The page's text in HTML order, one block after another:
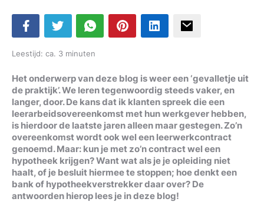
Leestijd: ca. 3 minuten
Het onderwerp van deze blog is weer een ‘gevalletje uit
de praktijk’. We leren tegenwoordig steeds vaker, en
langer, door. De kans dat ik klanten spreek die een
leerarbeidsovereenkomst met hun werkgever hebben,
is hierdoor de laatste jaren alleen maar gestegen. Zo’n
overeenkomst wordt ook wel een leerwerkcontract
genoemd. Maar: kun je met zo’n contract wel een
hypotheek krijgen? Want wat als je je opleiding niet
haalt, of je besluit hiermee te stoppen; hoe denkt een
bank of hypotheekverstrekker daar over? De
antwoorden hierop lees je in deze blog!